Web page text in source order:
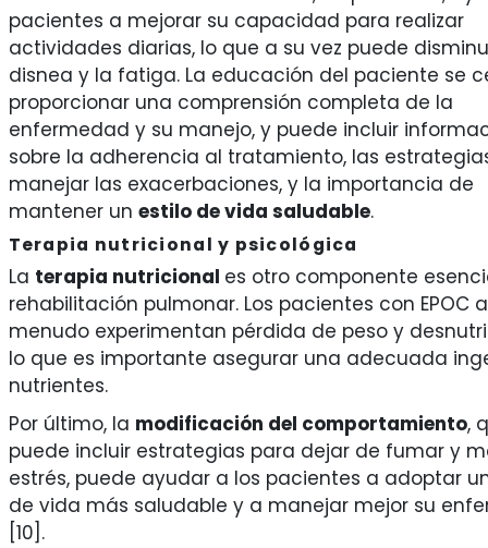
pacientes a mejorar su capacidad para realizar
actividades diarias, lo que a su vez puede
disnea y la fatiga. La educación del paciente se
proporcionar una comprensión completa de la
enfermedad y su manejo, y puede incluir
sobre la adherencia al tratamiento, las
manejar las exacerbaciones, y la importancia de
mantener un estilo de vida saludable.
Terapia nutricional y psicológica
La terapia nutricional es otro componente
rehabilitación pulmonar. Los pacientes con EPOC a
menudo experimentan pérdida de peso y
lo que es importante asegurar una adecuada
nutrientes.
Por último, la modificación del comportamiento,
puede incluir estrategias para dejar de fumar y
estrés, puede ayudar a los pacientes a adoptar
de vida más saludable y a manejar mejor su
[10].